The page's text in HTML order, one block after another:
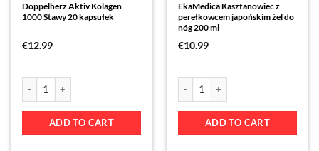
Doppelherz Aktiv Kolagen
1000 Stawy 20 kapsułek
€12.99
ADD TO CART
EkaMedica Kasztanowiec z
perełkowcem japońskim żel do
nóg 200 ml
€10.99
ADD TO CART